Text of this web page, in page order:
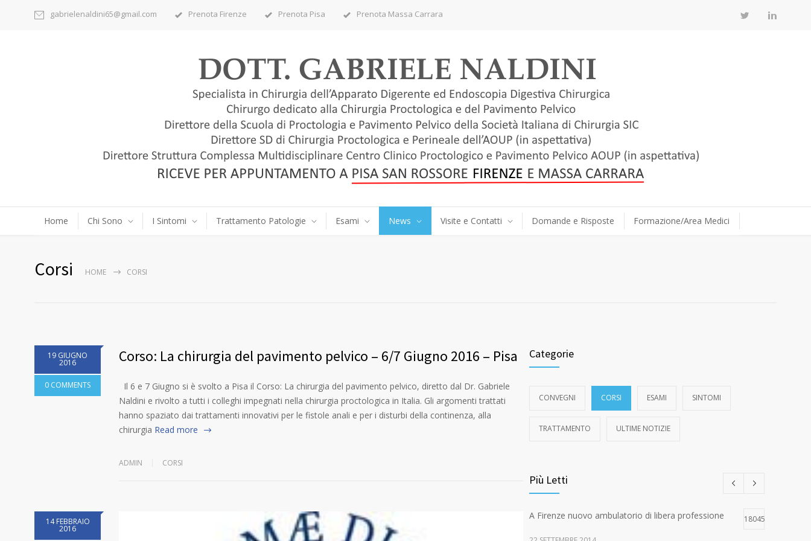
gabrielenaldini65@gmail.com Prenota Firenze Prenota Pisa Prenota Massa Carrara
Home Chi Sono I Sintomi Trattamento Patologie Esami News Visite e Contatti Domande e Risposte Formazione/Area Medici
Corsi HOME CORSI
19 GIUGNO
2016
0 COMMENTS
Corso: La chirurgia del pavimento pelvico – 6/7 Giugno 2016 – Pisa
Il 6 e 7 Giugno si è svolto a Pisa il Corso: La chirurgia del pavimento pelvico, diretto dal Dr. Gabriele
Naldini e rivolto a tutti i colleghi impegnati nella chirurgia proctologica in Italia. Gli argomenti trattati
hanno spaziato dai trattamenti innovativi per le fistole anali e per i disturbi della continenza, alla
chirurgia Read more
ADMIN CORSI
14 FEBBRAIO
2016
Categorie
CONVEGNI CORSI ESAMI SINTOMI
TRATTAMENTO ULTIME NOTIZIE
Più Letti
A Firenze nuovo ambulatorio di libera professione 18045